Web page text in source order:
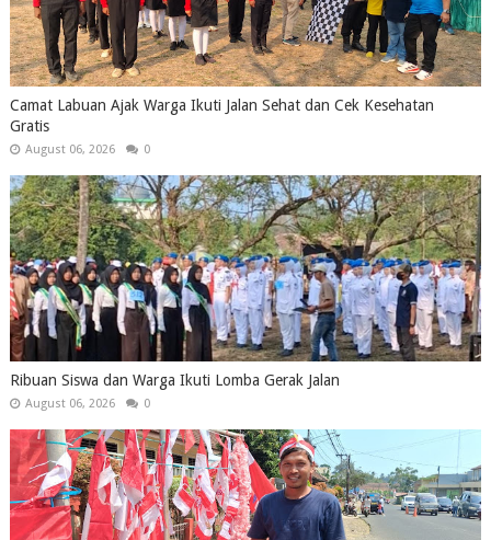
Camat Labuan Ajak Warga Ikuti Jalan Sehat dan Cek Kesehatan
Gratis
August 06, 2026 0
Ribuan Siswa dan Warga Ikuti Lomba Gerak Jalan
August 06, 2026 0